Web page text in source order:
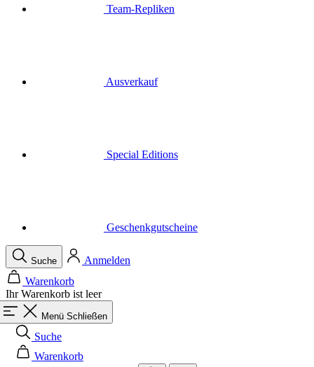
Ihr Warenkorb ist leer
Menü Schließen
Suche
Warenkorb